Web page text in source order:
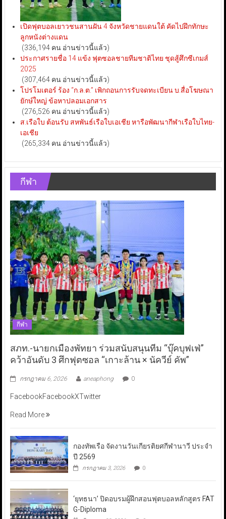
เปิดฟุตบอลเยาวชนสานฝัน 4 จังหวัดชายแดนใต้ คัดไปฝึกทักษะ
ลูกหนังต่างแดน
(336,194 คน อ่านข่าวนี้แล้ว)
ประกาศรายชื่อ 14 แข้ง ฟุตซอลชายทีมชาติไทย ชุดสู้ศึกซีเกมส์
2025
(307,464 คน อ่านข่าวนี้แล้ว)
โปรโมเตอร์ ร้อง “ก.ล.ต.” เพิกถอนการรับจดทะเบียน บ.สื่อโฆษณา
ยักษ์ใหญ่ ข้อหาปลอมเอกสาร
(276,526 คน อ่านข่าวนี้แล้ว)
ส.เรือใบ ต้อนรับ สหพันธ์เรือใบเอเชีย หารือพัฒนากีฬาเรือใบไทย-
เอเชีย
(265,334 คน อ่านข่าวนี้แล้ว)
กีฬา
กีฬา
สภท.-นายกเมืองพัทยา ร่วมสนับสนุนทีม “บุ๊คบุฟเฟ่”
คว้าอันดับ 3 ศึกฟุตซอล “เกาะล้าน × นัควีย์ คัพ”
กรกฎาคม 6, 2026 aneaphong 0
FacebookFacebookXTwitter
Read More
กองทัพเรือ จัดงานวันเกียรติยศกีฬานาวี ประจำ
ปี 2569
กรกฎาคม 3, 2026 0
‘ยุทธนา’ ปิดอบรมผู้ฝึกสอนฟุตบอลหลักสูตร FAT
G-Diploma